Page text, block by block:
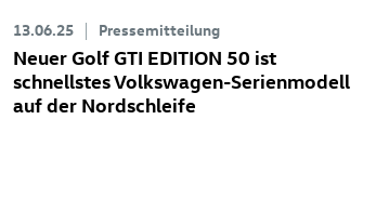
13.06.25 Pressemitteilung
NeuerGolf GTI EDITION 50 ist
schnellstes Volkswagen-Serienmodell
auf der Nordschleife